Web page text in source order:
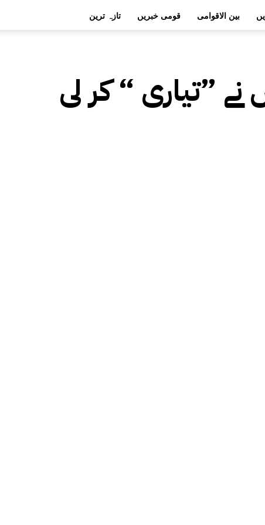
تازہ ترین قومی خبریں بین الاقوامی
”تیاری “ کر لی